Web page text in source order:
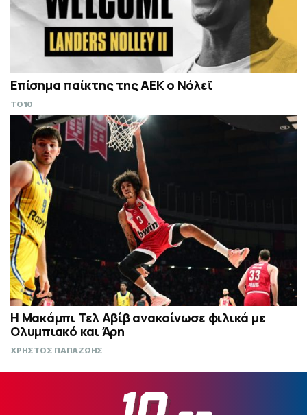
Επίσημα παίκτης της ΑΕΚ ο Νόλεϊ
TO10
Η Μακάμπι Τελ Αβίβ ανακοίνωσε φιλικά με
Ολυμπιακό και Άρη
ΧΡΗΣΤΟΣ ΠΑΠΑΖΩΗΣ